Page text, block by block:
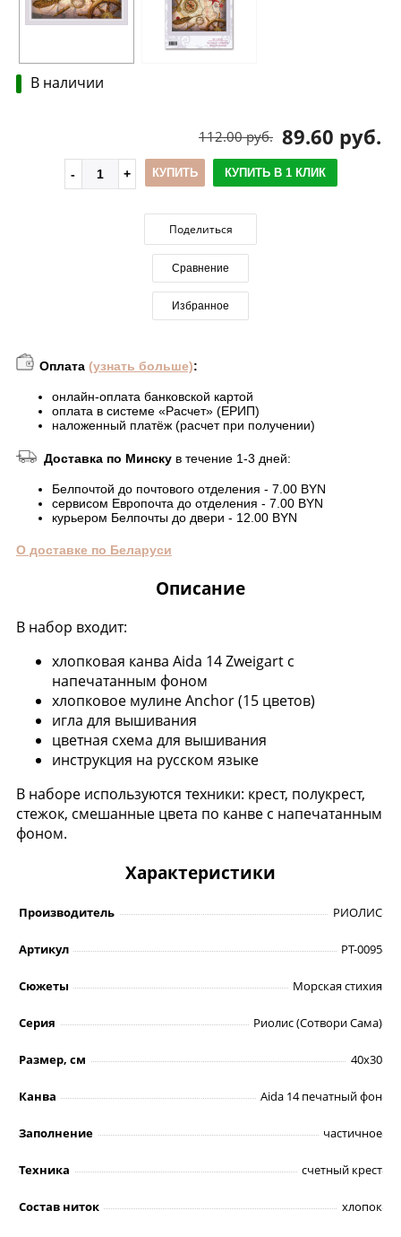
В наличии
89.60 руб.
112.00 руб.
КУПИТЬ КУПИТЬ В 1 КЛИК
Поделиться
Сравнение
Избранное
Оплата (узнать больше):
онлайн-оплата банковской картой
оплата в системе «Расчет» (ЕРИП)
наложенный платёж (расчет при получении)
Доставка по Минску в течение 1-3 дней:
Белпочтой до почтового отделения - 7.00 BYN
сервисом Европочта до отделения - 7.00 BYN
курьером Белпочты до двери - 12.00 BYN
О доставке по Беларуси
Описание
В набор входит:
хлопковая канва Aida 14 Zweigart с
напечатанным фоном
хлопковое мулине Anchor (15 цветов)
игла для вышивания
цветная схема для вышивания
инструкция на русском языке
В наборе используются техники: крест, полукрест,
стежок, смешанные цвета по канве с напечатанным
фоном.
Характеристики
Производитель РИОЛИС
Артикул РТ-0095
Сюжеты Морская стихия
Серия Риолис (Сотвори Сама)
Размер, см 40х30
Канва Aida 14 печатный фон
Заполнение частичное
Техника счетный крест
Состав ниток хлопок